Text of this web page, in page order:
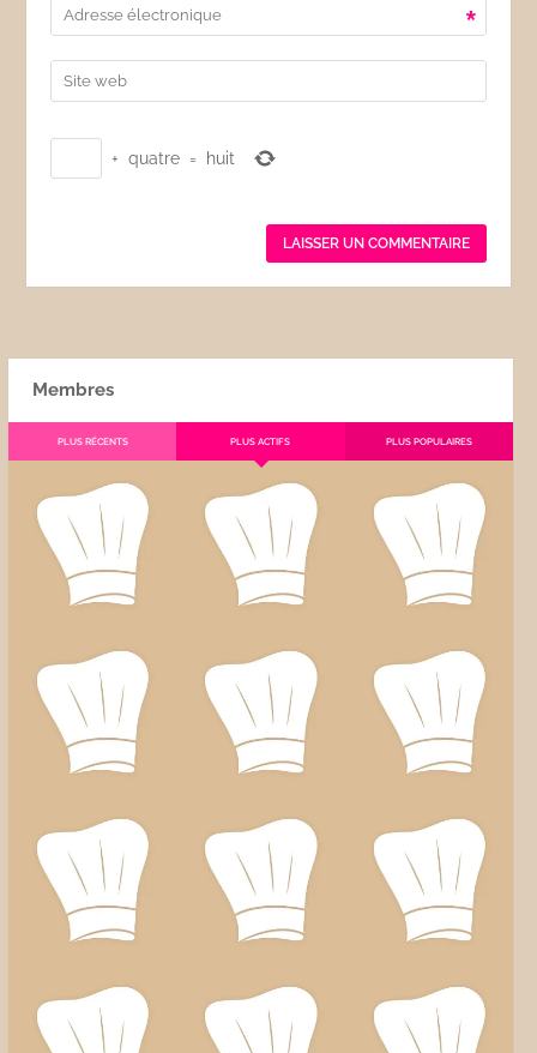
*
+ quatre = huit
Membres
PLUS RÉCENTS PLUS ACTIFS PLUS POPULAIRES